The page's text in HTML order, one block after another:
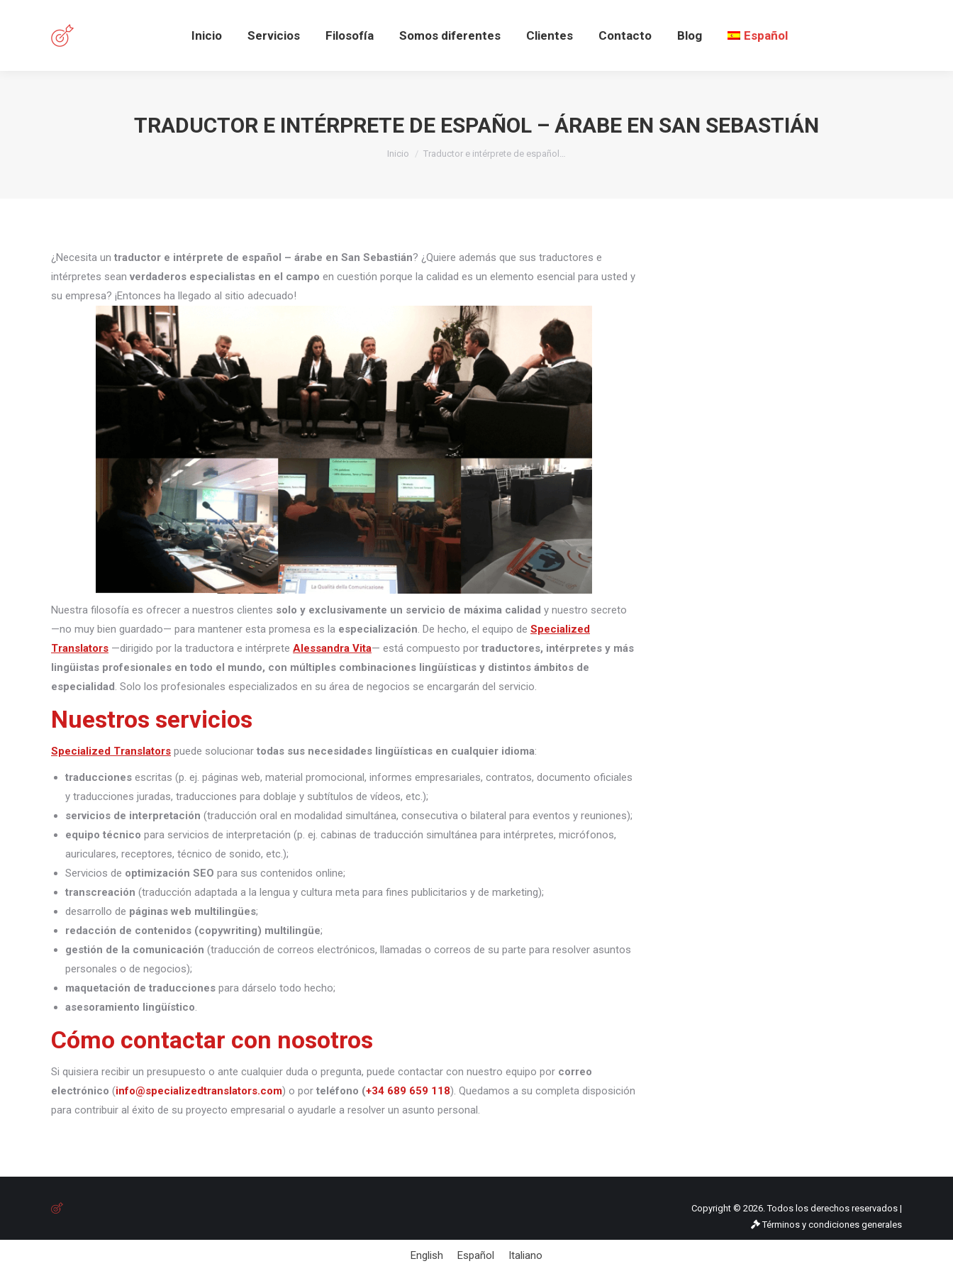
Inicio Servicios Filosofía Somos diferentes Clientes Contacto Blog Español
TRADUCTOR E INTÉRPRETE DE ESPAÑOL – ÁRABE EN SAN SEBASTIÁN
Estás aquí:
Inicio Traductor e intérprete de español…
¿Necesita un traductor e intérprete de español – árabe en San Sebastián? ¿Quiere además que sus traductores e
intérpretes sean verdaderos especialistas en el campo en cuestión porque la calidad es un elemento esencial para usted y
su empresa? ¡Entonces ha llegado al sitio adecuado!
Nuestra filosofía es ofrecer a nuestros clientes solo y exclusivamente un servicio de máxima calidad y nuestro secreto
—no muy bien guardado— para mantener esta promesa es la especialización . De hecho, el equipo de Specialized
Translators —dirigido por la traductora e intérprete Alessandra Vita— está compuesto por traductores, intérpretes y más
lingüistas profesionales en todo el mundo, con múltiples combinaciones lingüísticas y distintos ámbitos de
especialidad . Solo los profesionales especializados en su área de negocios se encargarán del servicio.
Nuestros servicios
Specialized Translators puede solucionar todas sus necesidades lingüísticas en cualquier idioma:
traducciones escritas (p. ej. páginas web, material promocional, informes empresariales, contratos, documento oficiales
y traducciones juradas, traducciones para doblaje y subtítulos de vídeos, etc.);
servicios de interpretación (traducción oral en modalidad simultánea, consecutiva o bilateral para eventos y reuniones);
equipo técnico para servicios de interpretación (p. ej. cabinas de traducción simultánea para intérpretes, micrófonos,
auriculares, receptores, técnico de sonido, etc.);
Servicios de optimización SEO para sus contenidos online;
transcreación (traducción adaptada a la lengua y cultura meta para fines publicitarios y de marketing);
desarrollo de páginas web multilingües;
redacción de contenidos (copywriting) multilingüe;
gestión de la comunicación (traducción de correos electrónicos, llamadas o correos de su parte para resolver asuntos
personales o de negocios);
maquetación de traducciones para dárselo todo hecho;
asesoramiento lingüístico
Cómo contactar con nosotros
Si quisiera recibir un presupuesto o ante cualquier duda o pregunta, puede contactar con nuestro equipo por correo
electrónico (info@specializedtranslators.com) o por teléfono (+34 689 659 118). Quedamos a su completa disposición
para contribuir al éxito de su proyecto empresarial o ayudarle a resolver un asunto personal.
Copyright © 2026. Todos los derechos reservados |
Términos y condiciones generales
English Español Italiano